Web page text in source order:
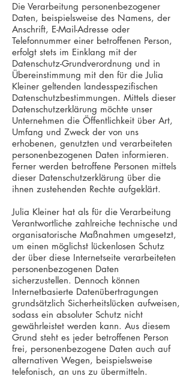
Die Verarbeitung personenbezogener
Daten, beispielsweise des Namens, der
Anschrift, E-Mail-Adresse oder
Telefonnummer einer betroffenen Person,
erfolgt stets im Einklang mit der
Datenschutz-Grundverordnung und in
Übereinstimmung mit den für die Julia
Kleiner geltenden landesspezifischen
Datenschutzbestimmungen. Mittels dieser
Datenschutzerklärung möchte unser
Unternehmen die Öffentlichkeit über Art,
Umfang und Zweck der von uns
erhobenen, genutzten und verarbeiteten
personenbezogenen Daten informieren.
Ferner werden betroffene Personen mittels
dieser Datenschutzerklärung über die
ihnen zustehenden Rechte aufgeklärt.
Julia Kleiner hat als für die Verarbeitung
Verantwortliche zahlreiche technische und
organisatorische Maßnahmen umgesetzt,
um einen möglichst lückenlosen Schutz
der über diese Internetseite verarbeiteten
personenbezogenen Daten
sicherzustellen. Dennoch können
Internetbasierte Datenübertragungen
grundsätzlich Sicherheitslücken aufweisen,
sodass ein absoluter Schutz nicht
gewährleistet werden kann. Aus diesem
Grund steht es jeder betroffenen Person
frei, personenbezogene Daten auch auf
alternativen Wegen, beispielsweise
telefonisch, an uns zu übermitteln.